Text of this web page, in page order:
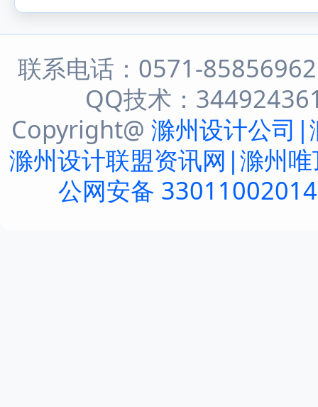
联系电话：0571-
QQ技术：
Copyright@ 滁州设计公司|
滁州设计联盟资讯网|滁州
公网安备